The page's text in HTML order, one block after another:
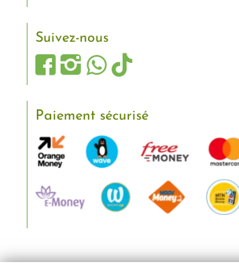
Suivez-nous
Paiement sécurisé